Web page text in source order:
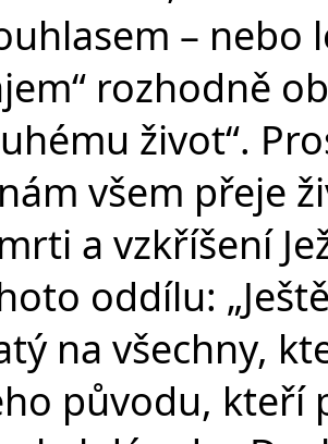
– nebo
rozhodně
život“.
všem přeje
a vzkříšení
oddílu:
na všechny,
původu, kteří